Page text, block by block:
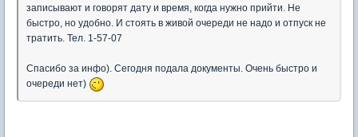
записывают и говорят дату и время, когда нужно прийти. Не
быстро, но удобно. И стоять в живой очереди не надо и отпуск не
тратить. Тел. 1-57-07
Спасибо за инфо). Сегодня подала документы. Очень быстро и
очереди нет)